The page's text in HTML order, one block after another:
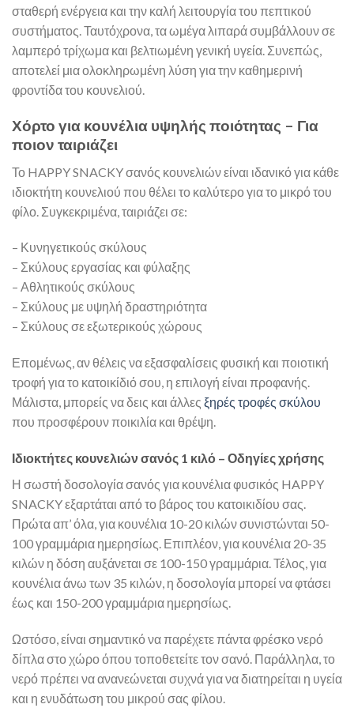
σταθερή ενέργεια και την καλή λειτουργία του πεπτικού
συστήματος. Ταυτόχρονα, τα ωμέγα λιπαρά συμβάλλουν σε
λαμπερό τρίχωμα και βελτιωμένη γενική υγεία. Συνεπώς,
αποτελεί μια ολοκληρωμένη λύση για την καθημερινή
φροντίδα του κουνελιού.
Χόρτο για κουνέλια υψηλής ποιότητας – Για
ποιον ταιριάζει
Το HAPPY SNACKY σανός κουνελιών είναι ιδανικό για κάθε
ιδιοκτήτη κουνελιού που θέλει το καλύτερο για το μικρό του
φίλο. Συγκεκριμένα, ταιριάζει σε:
– Κυνηγετικούς σκύλους
– Σκύλους εργασίας και φύλαξης
– Αθλητικούς σκύλους
– Σκύλους με υψηλή δραστηριότητα
– Σκύλους σε εξωτερικούς χώρους
Επομένως, αν θέλεις να εξασφαλίσεις φυσική και ποιοτική
τροφή για το κατοικίδιό σου, η επιλογή είναι προφανής.
Μάλιστα, μπορείς να δεις και άλλες ξηρές τροφές σκύλου
που προσφέρουν ποικιλία και θρέψη.
Ιδιοκτήτες κουνελιών σανός 1 κιλό – Οδηγίες χρήσης
Η σωστή δοσολογία σανός για κουνέλια φυσικός HAPPY
SNACKY εξαρτάται από το βάρος του κατοικιδίου σας.
Πρώτα απ’ όλα, για κουνέλια 10-20 κιλών συνιστώνται 50-
100 γραμμάρια ημερησίως. Επιπλέον, για κουνέλια 20-35
κιλών η δόση αυξάνεται σε 100-150 γραμμάρια. Τέλος, για
κουνέλια άνω των 35 κιλών, η δοσολογία μπορεί να φτάσει
έως και 150-200 γραμμάρια ημερησίως.
Ωστόσο, είναι σημαντικό να παρέχετε πάντα φρέσκο νερό
δίπλα στο χώρο όπου τοποθετείτε τον σανό. Παράλληλα, το
νερό πρέπει να ανανεώνεται συχνά για να διατηρείται η υγεία
και η ενυδάτωση του μικρού σας φίλου.